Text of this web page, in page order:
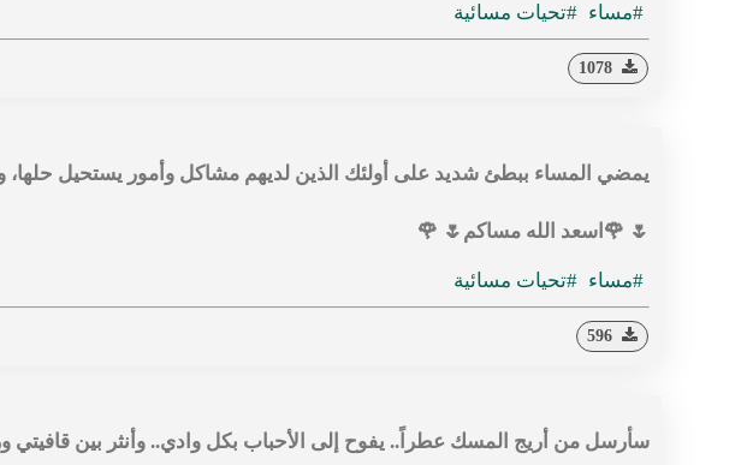
#مساء #تحيات مسائية
يمضي المساء ببطئ شديد على أولئك الذين لديهم مشاكل وأمور يستحيل حلها،
🌷 🌹اسعد الله مساكم🌷 🌹
#مساء #تحيات مسائية
سأرسل من أريج المسك عطراً.. يفوح إلى الأحباب بكل وادي.. وأنثر بين قافيتي